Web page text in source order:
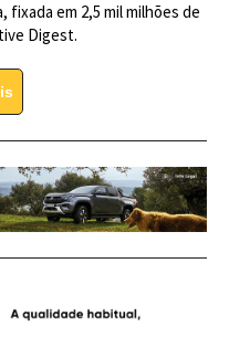
fixada em 2,5 mil milhões de
Digest.